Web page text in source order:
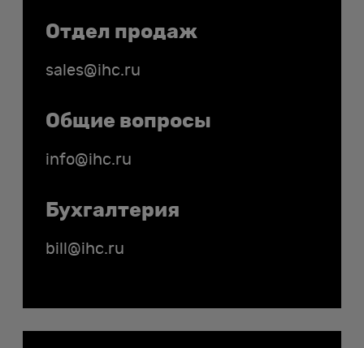
Отдел продаж
sales@ihc.ru
Общие вопросы
info@ihc.ru
Бухгалтерия
bill@ihc.ru